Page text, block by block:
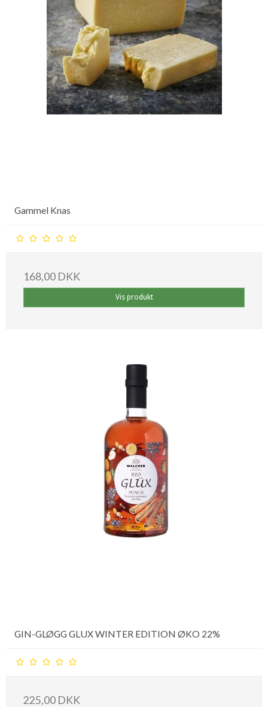
Gammel Knas
168,00 DKK
Vis produkt
GIN-GLØGG GLUX WINTER EDITION ØKO 22%
225,00 DKK